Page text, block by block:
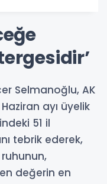
Selmanoğlu, AK
Haziran ayı üyelik
51 il
tebrik ederek,
değerin en